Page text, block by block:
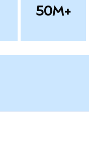
50M+